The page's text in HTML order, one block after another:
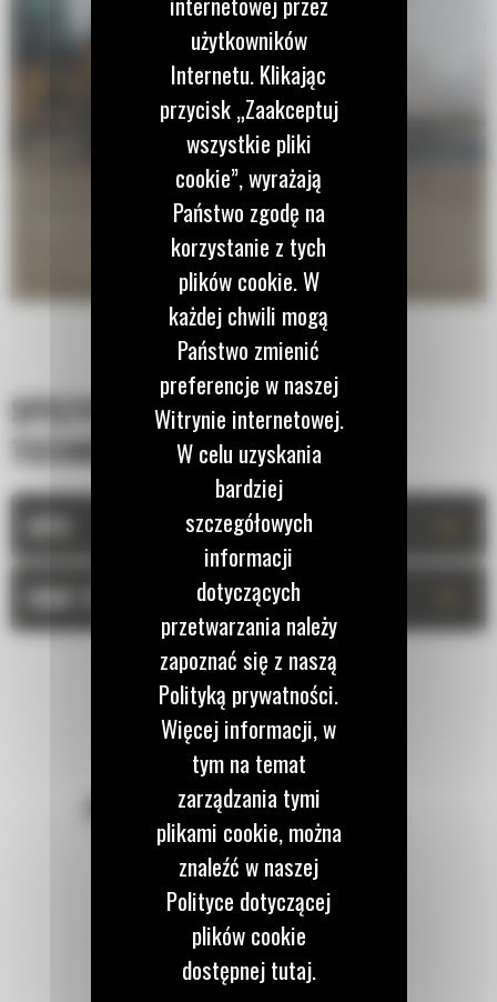
SPECYFIKACJA
TECHNICZNA
DANE TECHNICZNE
POZOSTAŃMY W KONTAKCIE
Zadzwoń do nas
122 100 122
użytkowników
Internetu. Klikając
przycisk „Zaakceptuj
wszystkie pliki
cookie”, wyrażają
Państwo zgodę na
korzystanie z tych
plików cookie. W
każdej chwili mogą
Państwo zmienić
preferencje w naszej
Witrynie internetowej.
W celu uzyskania
bardziej
szczegółowych
informacji
dotyczących
przetwarzania należy
zapoznać się z naszą
Polityką prywatności.
Więcej informacji, w
tym na temat
zarządzania tymi
plikami cookie, można
znaleźć w naszej
Polityce dotyczącej
plików cookie
dostępnej tutaj.